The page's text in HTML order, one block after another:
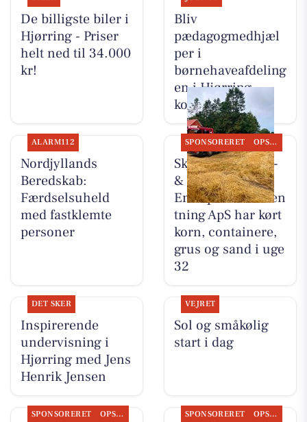
De billigste biler i
Hjørring - Priser
helt ned til 34.000
kr!
Bliv
pædagogmedhjæl
per i
børnehaveafdeling
en i Hjørring
kommune
ALARM112
Nordjyllands
Beredskab:
Færdselsuheld
med fastklemte
personer
SPONSORERET OPSLAGSTAVLEN
Skjoldager Dræn-
&
Entreprenørforren
tning ApS har kørt
korn, containere,
grus og sand i uge
32
DET SKER
Inspirerende
undervisning i
Hjørring med Jens
Henrik Jensen
VEJRET
Sol og småkølig
start i dag
SPONSORERET OPSLAGSTAVLEN SPONSORERET OPSLAGSTAVLEN